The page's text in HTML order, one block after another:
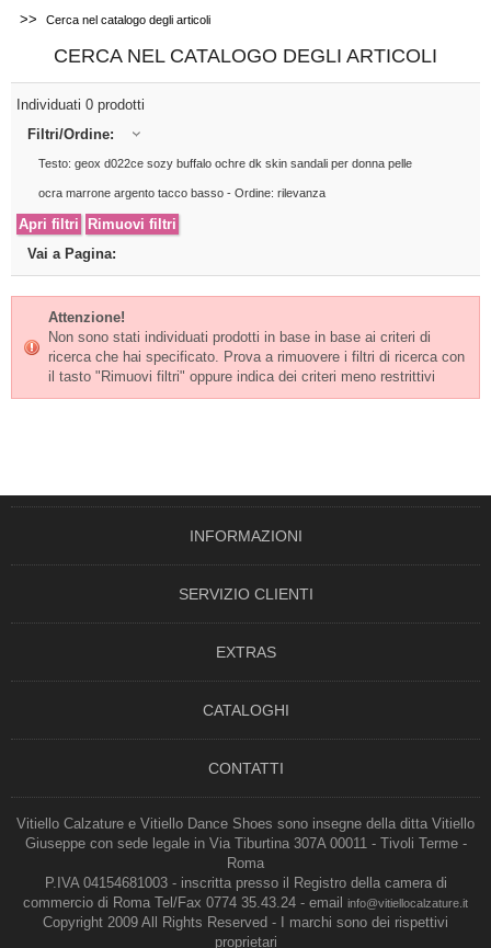
>> Cerca nel catalogo degli articoli
CERCA NEL CATALOGO DEGLI ARTICOLI
Individuati 0 prodotti
Filtri/Ordine:
Testo: geox d022ce sozy buffalo ochre dk skin sandali per donna pelle
ocra marrone argento tacco basso - Ordine: rilevanza
Vai a Pagina:
Attenzione!
Non sono stati individuati prodotti in base in base ai criteri di
ricerca che hai specificato. Prova a rimuovere i filtri di ricerca con
il tasto "Rimuovi filtri" oppure indica dei criteri meno restrittivi
INFORMAZIONI
SERVIZIO CLIENTI
EXTRAS
CATALOGHI
CONTATTI
Vitiello Calzature e Vitiello Dance Shoes sono insegne della ditta Vitiello
Giuseppe con sede legale in Via Tiburtina 307A 00011 - Tivoli Terme -
Roma
P.IVA 04154681003 - inscritta presso il Registro della camera di
commercio di Roma Tel/Fax 0774 35.43.24 - email
info@vitiellocalzature.it
Copyright 2009 All Rights Reserved - I marchi sono dei rispettivi
proprietari